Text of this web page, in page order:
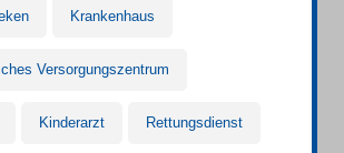
Krankenhaus
Versorgungszentrum
Kinderarzt Rettungsdienst